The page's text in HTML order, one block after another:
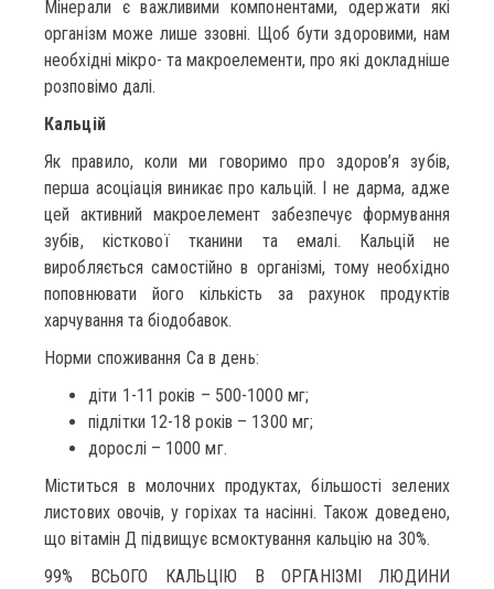
Мінерали є важливими компонентами, одержати які
організм може лише ззовні. Щоб бути здоровими, нам
необхідні мікро- та макроелементи, про які докладніше
розповімо далі.
Кальцій
Як правило, коли ми говоримо про здоров’я зубів,
перша асоціація виникає про кальцій. І не дарма, адже
цей активний макроелемент забезпечує формування
зубів, кісткової тканини та емалі. Кальцій не
виробляється самостійно в організмі, тому необхідно
поповнювати його кількість за рахунок продуктів
харчування та біодобавок.
Норми споживання Са в день:
діти 1-11 років – 500-1000 мг;
підлітки 12-18 років – 1300 мг;
дорослі – 1000 мг.
Міститься в молочних продуктах, більшості зелених
листових овочів, у горіхах та насінні. Також доведено,
що вітамін Д підвищує всмоктування кальцію на 30%.
99% ВСЬОГО КАЛЬЦІЮ В ОРГАНІЗМІ ЛЮДИНИ